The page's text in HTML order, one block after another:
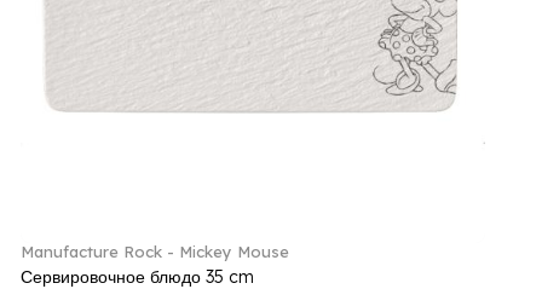
Manufacture Rock - Mickey Mouse
Сервировочное блюдо 35 cm